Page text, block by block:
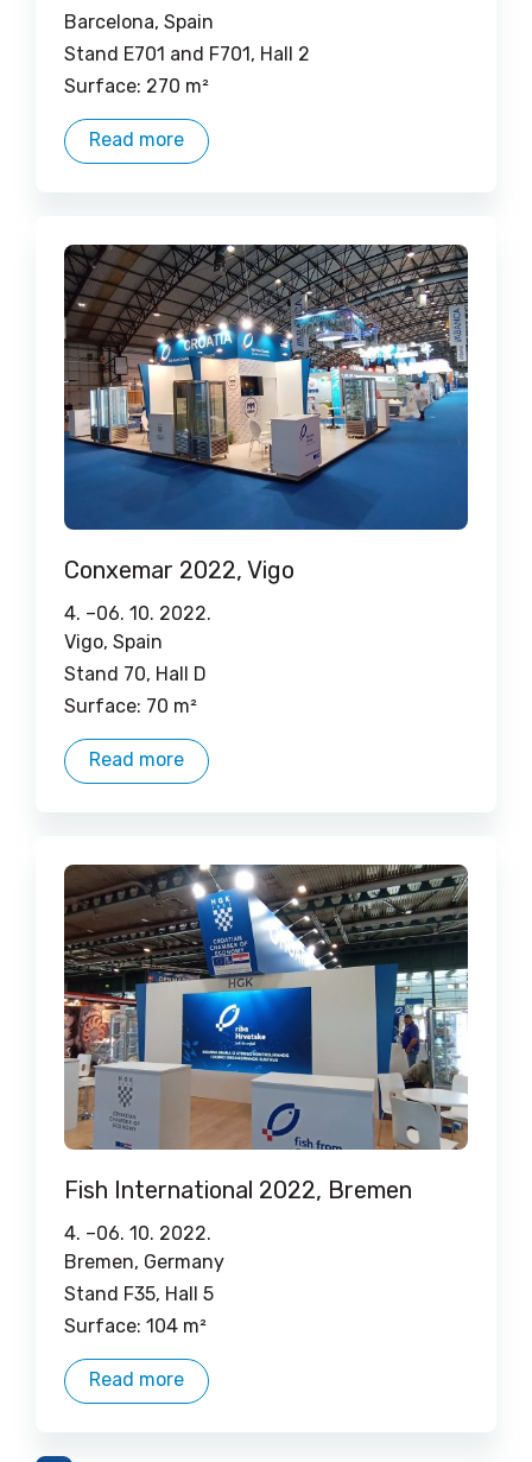
Barcelona, ​​Spain
Stand E701 and F701, Hall 2
Surface: 270 m²
Read more
Conxemar 2022, Vigo
4. –06. 10. 2022.
Vigo, Spain
Stand 70, Hall D
Surface: 70 m²
Read more
Fish International 2022, Bremen
4. –06. 10. 2022.
Bremen, Germany
Stand F35, Hall 5
Surface: 104 m²
Read more